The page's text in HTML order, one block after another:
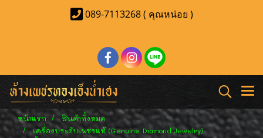
089-7113268 ( คุณหน่อย )
หน้าแรก
สินค้าทั้งหมด
เครื่องประดับเพชรแท้ (Genuine Diamond Jewelry)